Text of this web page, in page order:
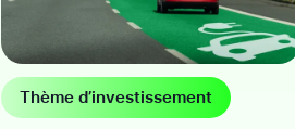
Thème d’investissement